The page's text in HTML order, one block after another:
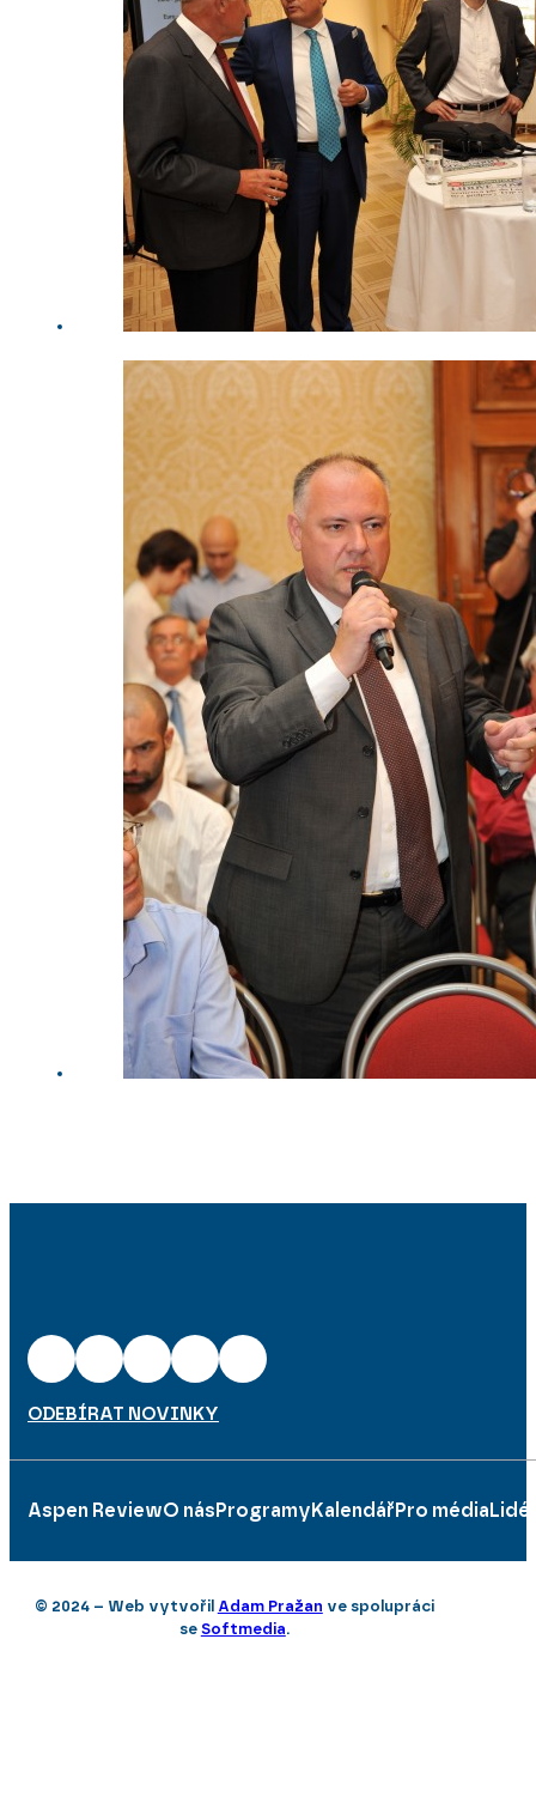
ODEBÍRAT NOVINKY
Aspen ReviewO nás Programy Kalendář Pro média Lidé
© 2024 – Web vytvořil Adam Pražan ve spolupráci
se Softmedia.